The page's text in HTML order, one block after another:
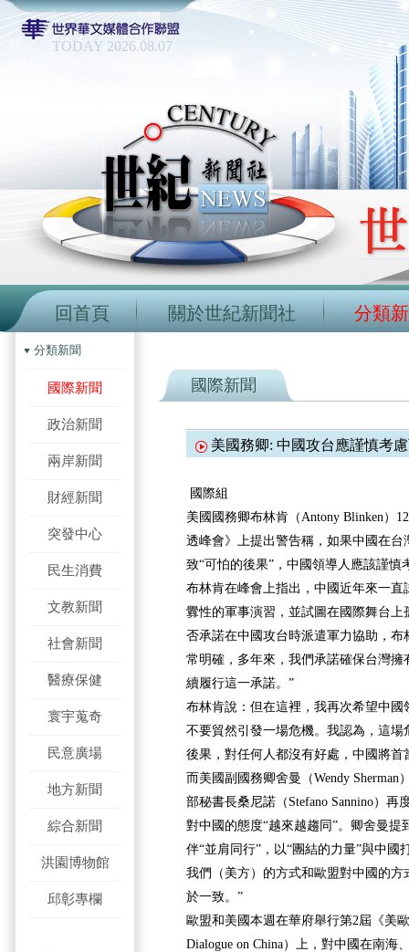
TODAY 2026.08.07
回首頁 關於世紀新聞社 分類
分類新聞
國際新聞
政治新聞
兩岸新聞
財經新聞
突發中心
民生消費
文教新聞
社會新聞
醫療保健
寰宇蒐奇
民意廣場
地方新聞
綜合新聞
洪園博物館
邱彰專欄
國際新聞
美國務卿: 中國攻台應謹慎考
國際組
美國國務卿布林肯（Antony Blinken）
透峰會》上提出警告稱，如果中國在台
致“可怕的後果” ，中國領導人應該謹
布林肯在峰會上指出，中國近年來一
釁性的軍事演習，並試圖在國際舞台
否承諾在中國攻台時派遣軍力協助，布
常明確，多年來，我們承諾確保台灣
續履行這一承諾。”
布林肯說：但在這裡，我再次希望中
不要貿然引發一場危機。我認為，這
後果，對任何人都沒有好處，中國將首
而美國副國務卿舍曼（Wendy Sherman
部秘書長桑尼諾（Stefano Sannino）再
對中國的態度“越來越趨同”。卿舍曼提
伴“並肩同行”，以“團結的力量”與中國
我們（美方）的方式和歐盟對中國的
於一致。”
歐盟和美國本週在華府舉行第2屆《美
Dialogue on China）上，對中國在南海